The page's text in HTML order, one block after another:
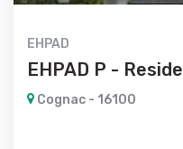
EHPAD
EHPAD P -
Cognac - 16100